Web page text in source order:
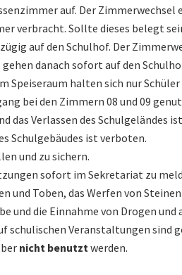
auf. Der
verbracht. Sollte dieses belegt
auf den Schulhof. Der
danach sofort auf den
Speiseraum halten sich nur
bei den Zimmern 08 und 09
das Verlassen des
Schulgebäudes ist verboten.
und zu sichern.
sofort im Sekretariat zu
und Toben, das Werfen von
und die Einnahme von Drogen
schulischen Veranstaltungen
nicht benutztwerden.